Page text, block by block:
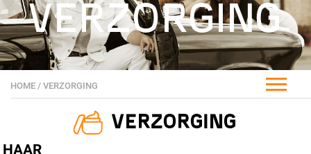
VERZORGING
HOME / VERZORGING
VERZORGING
HAAR